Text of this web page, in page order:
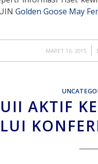
Golden Goose May
MARET 10, 2015
/
AKTIF